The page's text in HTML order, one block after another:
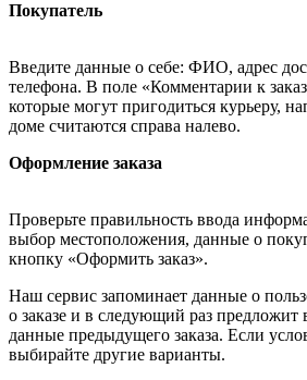
Покупатель
Введите данные о себе: ФИО, адрес
телефона. В поле «Комментарии к
которые могут пригодиться курьеру,
доме считаются справа налево.
Оформление заказа
Проверьте правильность ввода
выбор местоположения, данные о
кнопку «Оформить заказ».
Наш сервис запоминает данные о
о заказе и в следующий раз предложит
данные предыдущего заказа. Если
выбирайте другие варианты.